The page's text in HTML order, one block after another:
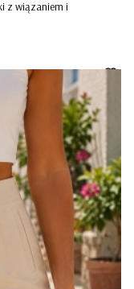
z wiązaniem i